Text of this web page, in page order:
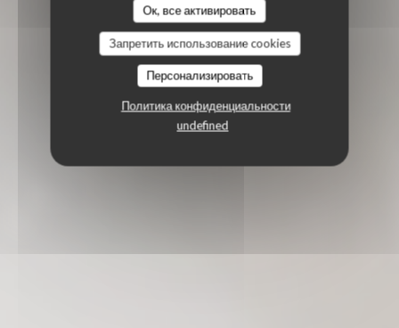
Ок, все активировать
Запретить использование cookies
Персонализировать
Политика конфиденциальности
undefined